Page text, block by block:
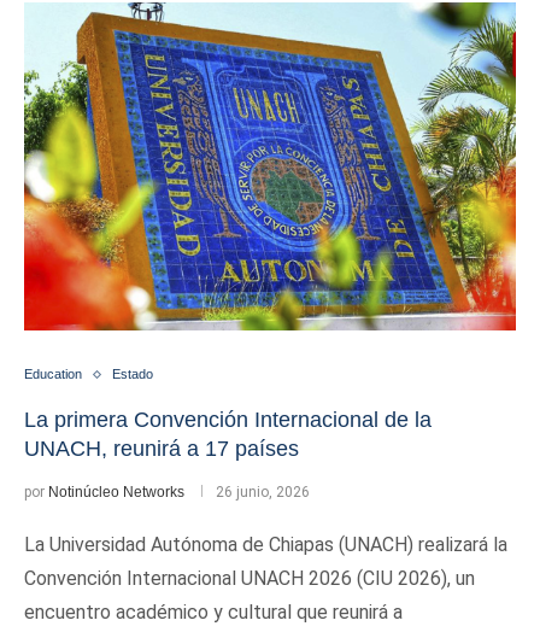
Education Estado
La primera Convención Internacional de la
UNACH, reunirá a 17 países
por Notinúcleo Networks 26 junio, 2026
La Universidad Autónoma de Chiapas (UNACH) realizará la
Convención Internacional UNACH 2026 (CIU 2026), un
encuentro académico y cultural que reunirá a